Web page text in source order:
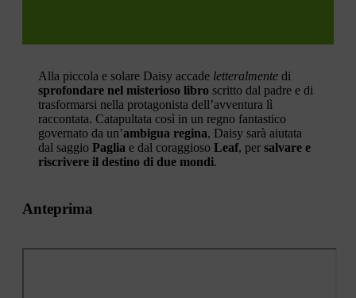
Alla piccola e solare Daisy accade letteralmente di
sprofondare nel misterioso libro scritto dal padre e di
trasformarsi nella protagonista dell’avventura lì
raccontata. Catapultata così in un regno fantastico
governato da un’ambigua regina, Daisy sarà aiutata
dal saggio Paglia e dal coraggioso Leaf, per salvare e
riscrivere il destino di due mondi.
Anteprima